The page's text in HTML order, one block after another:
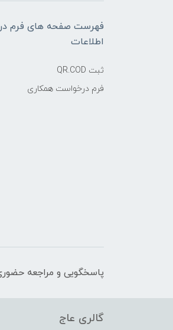
فهرست صفحه های فرم
اطلاعات
ثبت QR.COD
فرم درخواست همکاری
پاسخگویی و مراجعه حضوری: 9:00 الی14:00 و 16:00 تا
گالری عاج